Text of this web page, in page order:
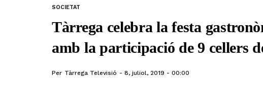
SOCIETAT
Tàrrega celebra la festa
amb la participació de 9 cellers
Per Tàrrega Televisió 8, juliol, 2019 - 00:00